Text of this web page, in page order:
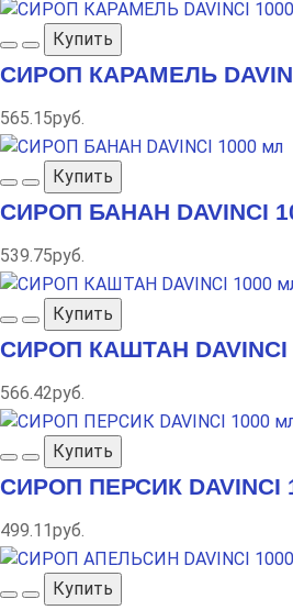
Купить
СИРОП КАРАМЕЛЬ
565.15руб.
Купить
СИРОП БАНАН DAVINCI
539.75руб.
Купить
СИРОП КАШТАН DAVINCI
566.42руб.
Купить
СИРОП ПЕРСИК DAVINCI
499.11руб.
Купить